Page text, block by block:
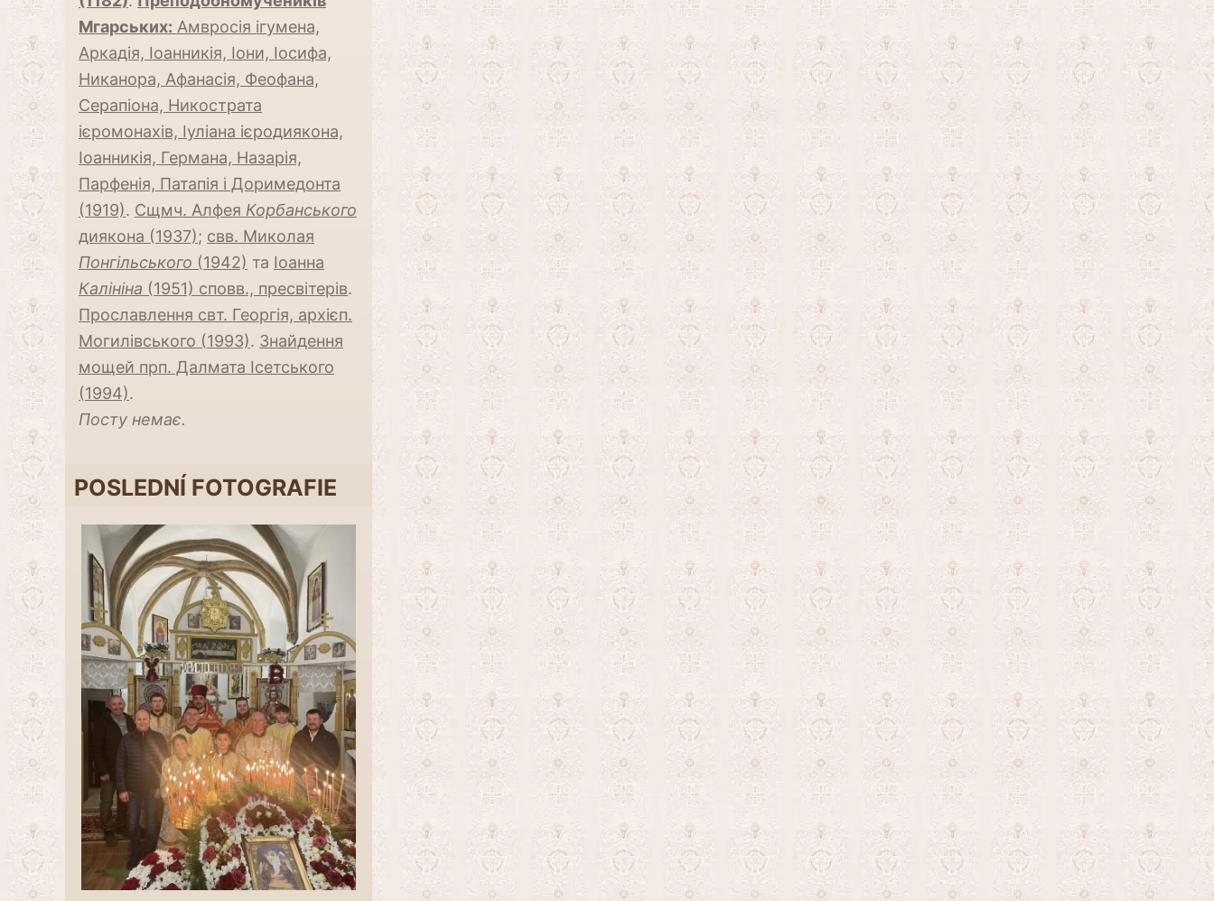
Мгарських: Амвросія ігумена,
Аркадія, Іоанникія, Іони, Іосифа,
Никанора, Афанасія, Феофана,
Серапіона, Никострата
ієромонахів, Іуліана ієродиякона,
Іоанникія, Германа, Назарія,
Парфенія, Патапія і Доримедонта
(1919). Сщмч. Алфея Корбанського
диякона (1937); свв. Миколая
Понгільського (1942) та Іоанна
Калініна (1951) сповв., пресвітерів.
Прославлення свт. Георгія, архієп.
Могилівського (1993). Знайдення
мощей прп. Далмата Ісетського
(1994).
Посту немає.
POSLEDNÍ FOTOGRAFIE